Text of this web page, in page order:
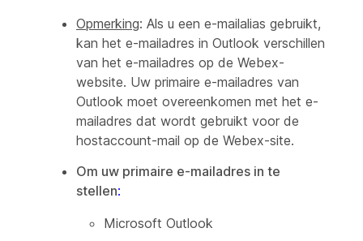
Opmerking: Als u een e-mailalias gebruikt,
kan het e-mailadres in Outlook verschillen
van het e-mailadres op de Webex-
website. Uw primaire e-mailadres van
Outlook moet overeenkomen met het e-
mailadres dat wordt gebruikt voor de
hostaccount-mail op de Webex-site.
Om uw primaire e-mailadres in te
stellen:
Microsoft Outlook